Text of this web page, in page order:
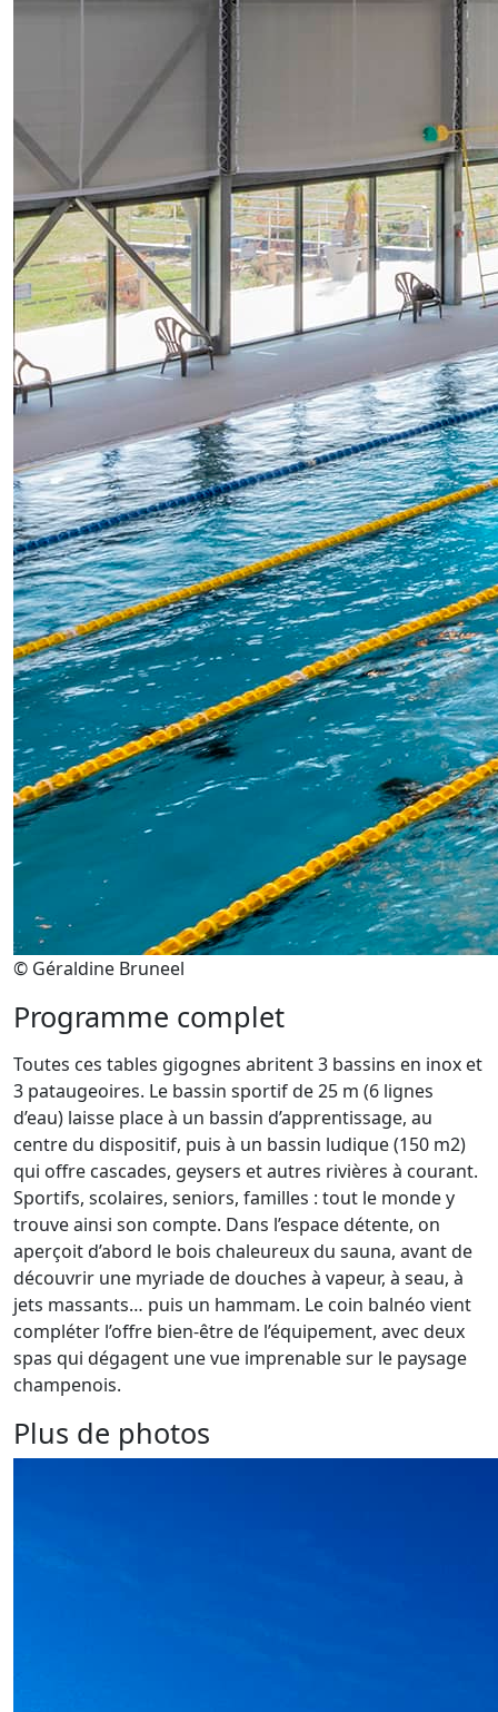
© Géraldine Bruneel
Programme complet
Toutes ces tables gigognes abritent 3 bassins en inox et
3 pataugeoires. Le bassin sportif de 25 m (6 lignes
d’eau) laisse place à un bassin d’apprentissage, au
centre du dispositif, puis à un bassin ludique (150 m2)
qui offre cascades, geysers et autres rivières à courant.
Sportifs, scolaires, seniors, familles : tout le monde y
trouve ainsi son compte. Dans l’espace détente, on
aperçoit d’abord le bois chaleureux du sauna, avant de
découvrir une myriade de douches à vapeur, à seau, à
jets massants… puis un hammam. Le coin balnéo vient
compléter l’offre bien-être de l’équipement, avec deux
spas qui dégagent une vue imprenable sur le paysage
champenois.
Plus de photos